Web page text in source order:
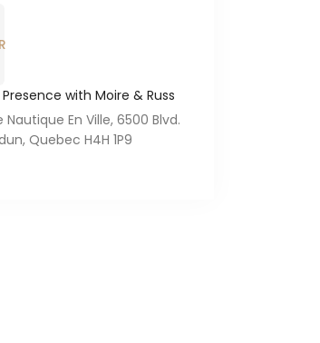
with Moire & Russ
Nautique En Ville, 6500 Blvd.
Quebec H4H 1P9